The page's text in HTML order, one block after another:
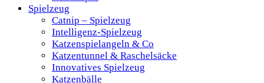
Spielzeug
Catnip – Spielzeug
Intelligenz-Spielzeug
Katzenspielangeln & Co
Katzentunnel & Raschelsäcke
Innovatives Spielzeug
Katzenbälle